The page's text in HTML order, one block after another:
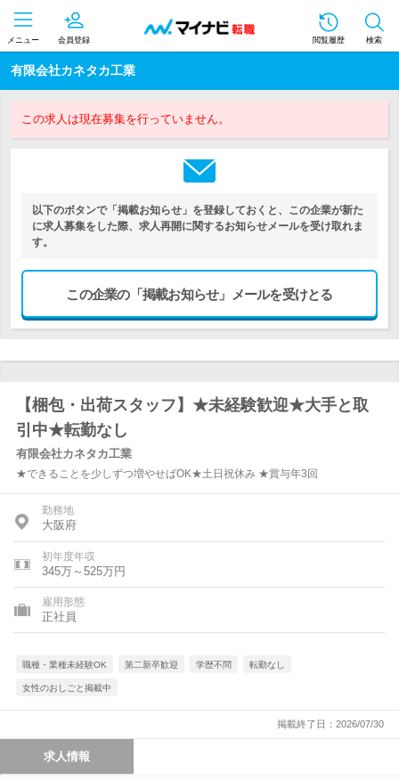
メニュー 会員登録 閲覧履歴 検索
有限会社カネタカ工業
この求人は現在募集を行っていません。
以下のボタンで「掲載お知らせ」を登録しておくと、この企業が新た
に求人募集をした際、求人再開に関するお知らせメールを受け取れま
す。
この企業の「掲載お知らせ」メールを受けとる
【梱包・出荷スタッフ】★未経験歓迎★大手と取
引中★転勤なし
有限会社カネタカ工業
★できることを少しずつ増やせばOK★土日祝休み ★賞与年3回
勤務地
大阪府
初年度年収
345万～525万円
雇用形態
正社員
職種・業種未経験OK 第二新卒歓迎 学歴不問 転勤なし
女性のおしごと掲載中
掲載終了日：2026/07/30
求人情報